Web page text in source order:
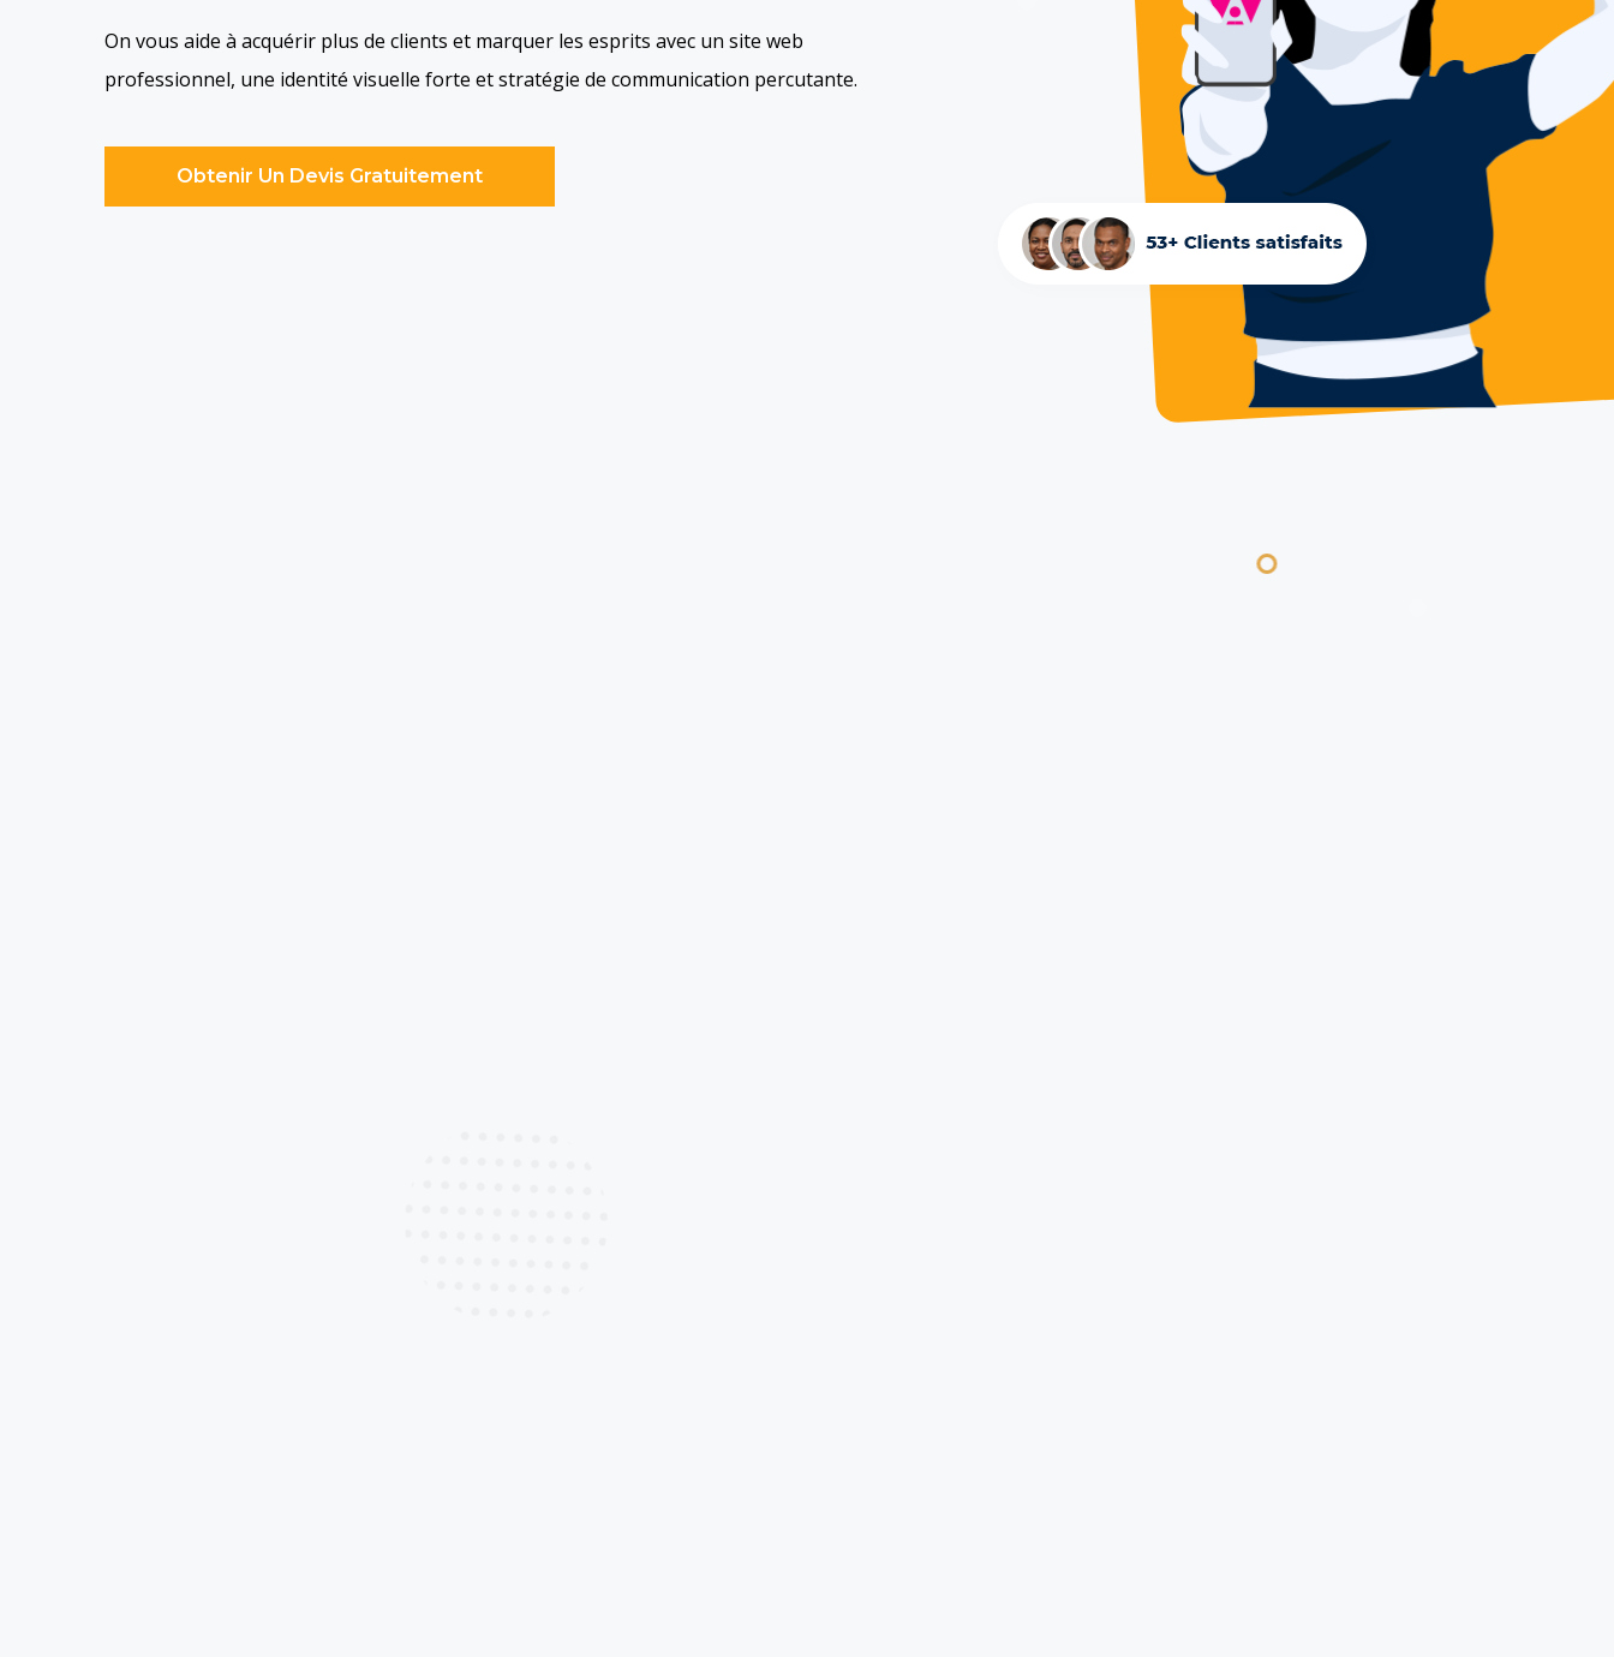
On vous aide à acquérir plus de clients et marquer les esprits avec un site web
professionnel, une identité visuelle forte et stratégie de communication percutante.
Obtenir Un Devis Gratuitement